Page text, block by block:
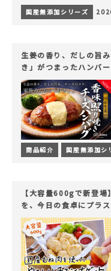
国産無添加シリーズ
生姜の香り、だしの旨
き」がつまったハンバ
商品紹介 国産無添加シ
【大容量600gで新登
を、今日の食卓にプラス